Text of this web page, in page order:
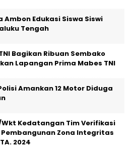
Ambon Edukasi Siswa Siswi
Tengah
Bagikan Ribuan Sembako
Lapangan Prima Mabes TNI
Amankan 12 Motor Diduga
Wkt Kedatangan Tim Verifikasi
Zona Integritas
2024